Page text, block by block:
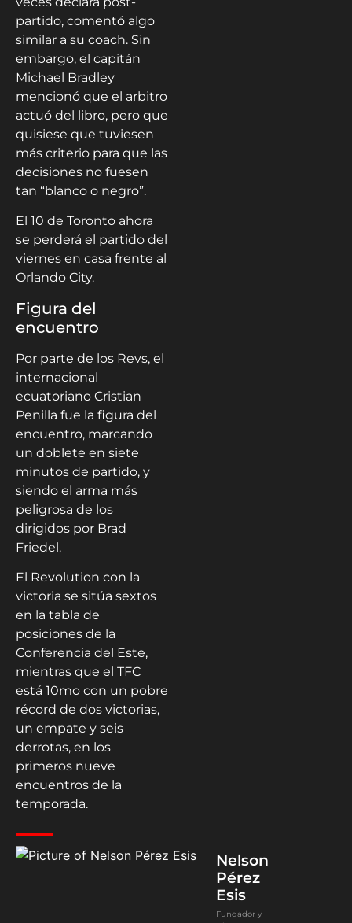
partido, comentó algo
similar a su coach. Sin
embargo, el capitán
Michael Bradley
mencionó que el arbitro
actuó del libro, pero que
quisiese que tuviesen
más criterio para que las
decisiones no fuesen
tan “blanco o negro”.
El 10 de Toronto ahora
se perderá el partido del
viernes en casa frente al
Orlando City.
Figura del
encuentro
Por parte de los Revs, el
internacional
ecuatoriano Cristian
Penilla fue la figura del
encuentro, marcando
un doblete en siete
minutos de partido, y
siendo el arma más
peligrosa de los
dirigidos por Brad
Friedel.
El Revolution con la
victoria se sitúa sextos
en la tabla de
posiciones de la
Conferencia del Este,
mientras que el TFC
está 10mo con un pobre
récord de dos victorias,
un empate y seis
derrotas, en los
primeros nueve
encuentros de la
temporada.
Nelson
Pérez
Esis
Fundador y